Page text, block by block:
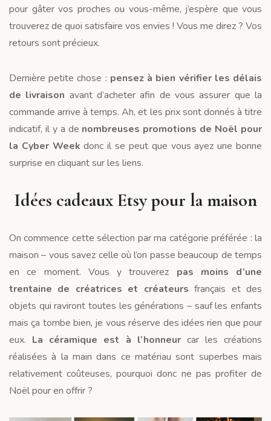
pour gâter vos proches ou vous-même, j’espère que vous
trouverez de quoi satisfaire vos envies ! Vous me direz ? Vos
retours sont précieux.
Dernière petite chose : pensez à bien vérifier les délais
de livraison avant d’acheter afin de vous assurer que la
commande arrive à temps. Ah, et les prix sont donnés à titre
indicatif, il y a de nombreuses promotions de Noël pour
la Cyber Week donc il se peut que vous ayez une bonne
surprise en cliquant sur les liens.
Idées cadeaux Etsy pour la maison
On commence cette sélection par ma catégorie préférée : la
maison – vous savez celle où l’on passe beaucoup de temps
en ce moment. Vous y trouverez pas moins d’une
trentaine de créatrices et créateurs français et des
objets qui raviront toutes les générations – sauf les enfants
mais ça tombe bien, je vous réserve des idées rien que pour
eux. La céramique est à l’honneurcar les créations
réalisées à la main dans ce matériau sont superbes mais
relativement coûteuses, pourquoi donc ne pas profiter de
Noël pour en offrir ?